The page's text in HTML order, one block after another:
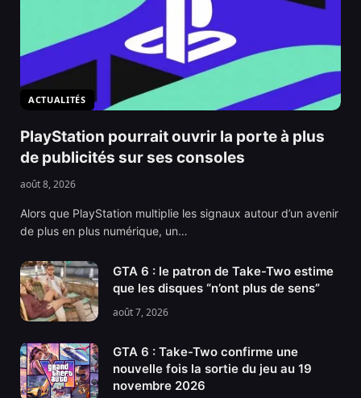
ACTUALITÉS
PlayStation pourrait ouvrir la porte à plus
de publicités sur ses consoles
août 8, 2026
Alors que PlayStation multiplie les signaux autour d’un avenir
de plus en plus numérique, un…
GTA 6 : le patron de Take-Two estime
que les disques “n’ont plus de sens”
août 7, 2026
GTA 6 : Take-Two confirme une
nouvelle fois la sortie du jeu au 19
novembre 2026